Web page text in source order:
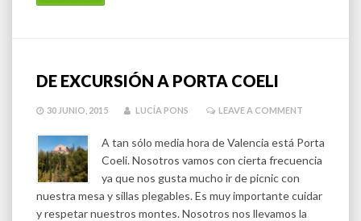
DE EXCURSIÓN A PORTA COELI
30 JUNIO, 2015 LUCÍA PONS LEAVE A COMMENT
A tan sólo media hora de Valencia está Porta
Coeli. Nosotros vamos con cierta frecuencia
ya que nos gusta mucho ir de picnic con
nuestra mesa y sillas plegables. Es muy importante cuidar
y respetar nuestros montes. Nosotros nos llevamos la